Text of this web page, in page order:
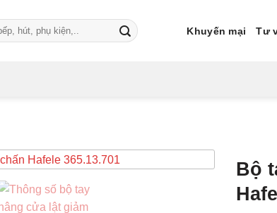
Khuyến mại Tư
Bộ